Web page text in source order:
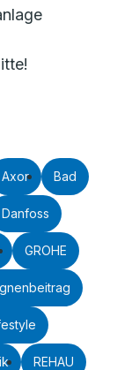
Axor Bad
Danfoss
GROHE
REHAU